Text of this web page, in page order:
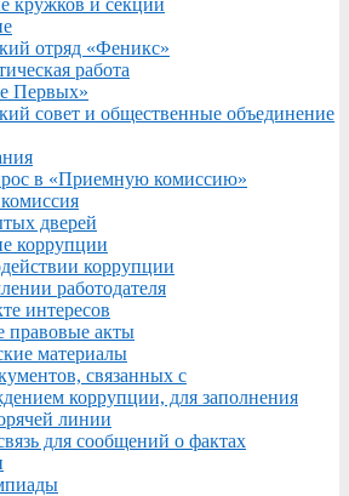
кружков и секций
отряд «Феникс»
работа
Первых»
совет и общественные объединение
в «Приемную комиссию»
дверей
коррупции
коррупции
работодателя
интересов
правовые акты
материалы
связанных с
коррупции, для заполнения
линии
для сообщений о фактах